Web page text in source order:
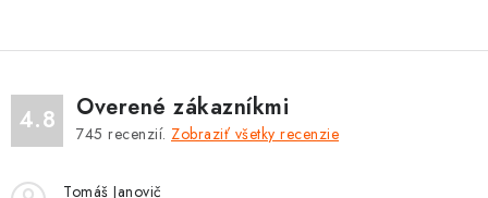
4.8 Overené zákazníkmi
745 recenzií. Zobraziť všetky recenzie
Tomáš Janovič